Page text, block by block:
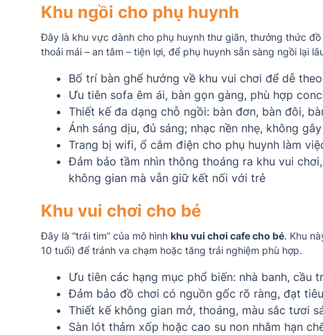
Khu ngồi cho phụ huynh
Đây là khu vực dành cho phụ huynh thư giãn, thưởng thức
thoải mái – an tâm – tiện lợi, để phụ huynh sẵn sàng ngồi lại
Bố trí bàn ghế hướng về khu vui chơi để dễ
Ưu tiên sofa êm ái, bàn gọn gàng, phù hợp
Thiết kế đa dạng chỗ ngồi: bàn đơn, bàn đôi,
Ánh sáng dịu, đủ sáng; nhạc nền nhẹ, không
Trang bị wifi, ổ cắm điện cho phụ huynh làm
Đảm bảo tầm nhìn thông thoáng ra khu vui
không gian mà vẫn giữ kết nối với trẻ
Khu vui chơi cho bé
Đây là “trái tim” của mô hình khu vui chơi cafe cho bé. Khu
10 tuổi) để tránh va chạm hoặc tăng trải nghiệm phù hợp.
Ưu tiên các hạng mục phổ biến: nhà banh, cầu
Đảm bảo đồ chơi có nguồn gốc rõ ràng, đạt
Thiết kế không gian mở, thoáng, màu sắc tươi
Sàn lót thảm xốp hoặc cao su non nhằm hạn